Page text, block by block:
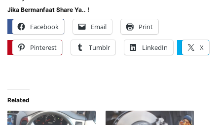
Jika Bermanfaat Share Ya.. !
Facebook Email Print
Pinterest Tumblr LinkedIn X
Related